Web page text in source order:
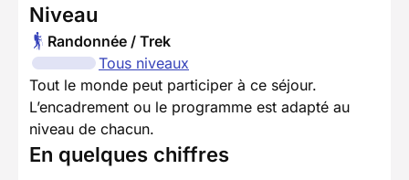
Niveau
Randonnée / Trek
Tous niveaux
Tout le monde peut participer à ce séjour.
L’encadrement ou le programme est adapté au
niveau de chacun.
En quelques chiffres